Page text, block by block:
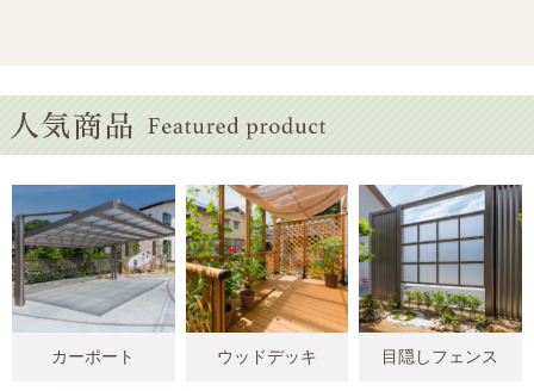
カーポート ウッドデッキ 目隠しフェンス